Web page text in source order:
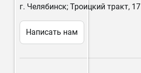
г. Челябинск; Троицкий тракт, 17
Написать нам